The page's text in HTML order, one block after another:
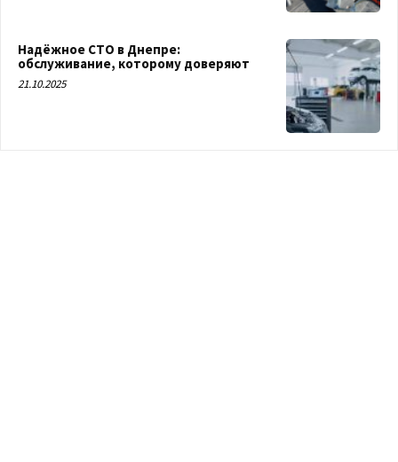
Надёжное СТО в Днепре:
обслуживание, которому доверяют
21.10.2025